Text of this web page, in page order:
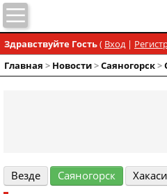
Здравствуйте Гость( Вход|
Главная > Новости>Cаяногорск>
Везде Cаяногорск